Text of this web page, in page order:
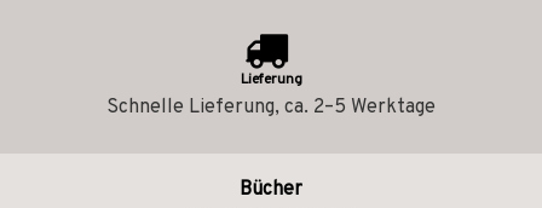
Lieferung
Schnelle Lieferung, ca. 2–5 Werktage
Bücher